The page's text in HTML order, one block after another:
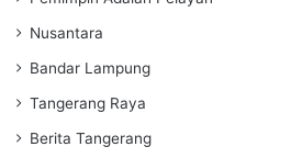
Nusantara
Bandar Lampung
Tangerang Raya
Berita Tangerang